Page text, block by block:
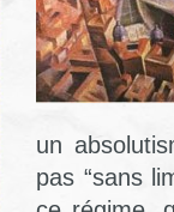
un
pas “sans